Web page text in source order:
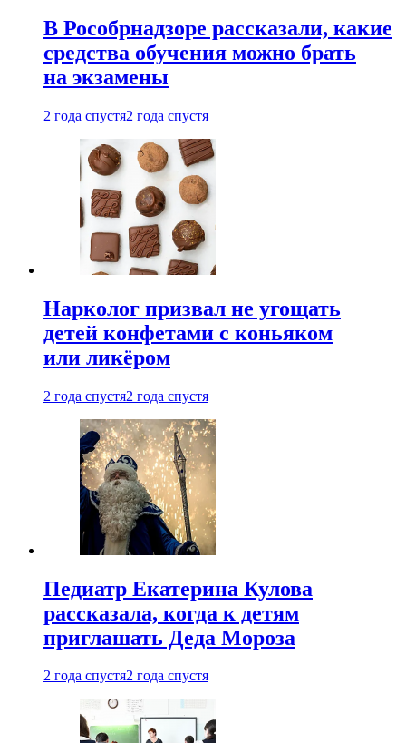
В Рособрнадзоре рассказали, какие
средства обучения можно брать
на экзамены
2 года спустя2 года спустя
Нарколог призвал не угощать
детей конфетами с коньяком
или ликёром
2 года спустя2 года спустя
Педиатр Екатерина Кулова
рассказала, когда к детям
приглашать Деда Мороза
2 года спустя2 года спустя